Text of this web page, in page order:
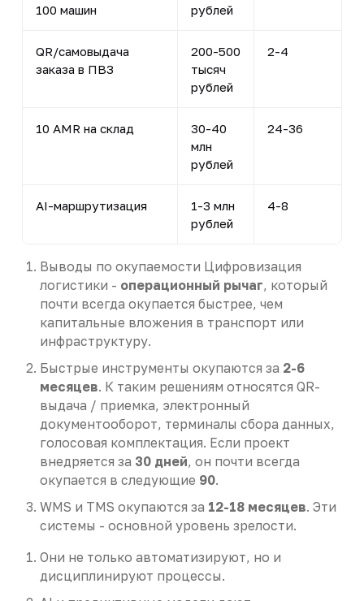
100 машин
рублей
QR/самовыдача
заказа в ПВЗ
200-500
тысяч
рублей
2-4
10 AMR на склад
30-40
млн
рублей
24-36
AI-маршрутизация
1-3 млн
рублей
4-8
Выводы по окупаемости Цифровизация
логистики - операционный рычаг, который
почти всегда окупается быстрее, чем
капитальные вложения в транспорт или
инфраструктуру.
Быстрые инструменты окупаются за 2-6
месяцев. К таким решениям относятся QR-
выдача / приемка, электронный
документооборот, терминалы сбора данных,
голосовая комплектация. Если проект
внедряется за 30 дней, он почти всегда
окупается в следующие 90.
WMS и TMS окупаются за 12-18 месяцев. Эти
системы - основной уровень зрелости.
Они не только автоматизируют, но и
дисциплинируют процессы.